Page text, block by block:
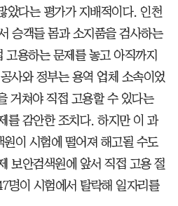
았다는 평가가 지배적이다. 인천
승객들 몸과 소지품을 검사하는
고용하는 문제를 놓고 아직까지
사와 정부는 용역 업체 소속이었
거쳐야 직접 고용할 수 있다는
를 감안한 조치다. 하지만 이 과
이 시험에 떨어져 해고될 수도
보안검색원에 앞서 직접 고용 절
명이 시험에서 탈락해 일자리를